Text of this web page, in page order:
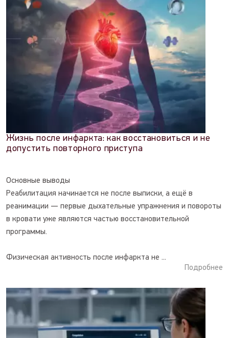
Жизнь после инфаркта: как восстановиться и не
допустить повторного приступа
Основные выводы
Реабилитация начинается не после выписки, а ещё в
реанимации — первые дыхательные упражнения и повороты
в кровати уже являются частью восстановительной
программы.
Физическая активность после инфаркта не ...
Подробнее